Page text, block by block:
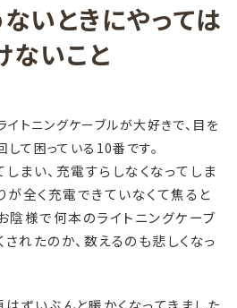
いときにやっては
ないこと
トニングケーブルが大好きで、目を
て困っている10番です。
まい、充電すらしなくなってしま
が全く充電できていなくて焦ると
陰様で何本のライトニングケーブ
れたのか、数えるのも悲しくなっ